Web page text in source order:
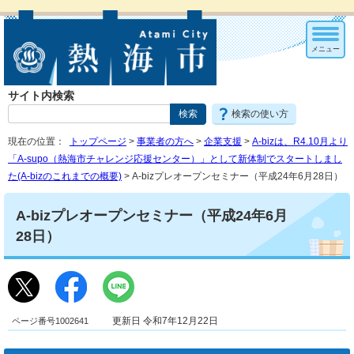
サイト内検索
検索の使い方
メニュー
現在の位置： トップページ > 事業者の方へ > 企業支援 > A-bizは、R4.10月より
「A-supo（熱海市チャレンジ応援センター）」として新体制でスタートしまし
た(A-bizのこれまでの概要) > A-bizプレオープンセミナー（平成24年6月28日）
A-bizプレオープンセミナー（平成24年6月
28日）
ページ番号1002641 更新日 令和7年12月22日